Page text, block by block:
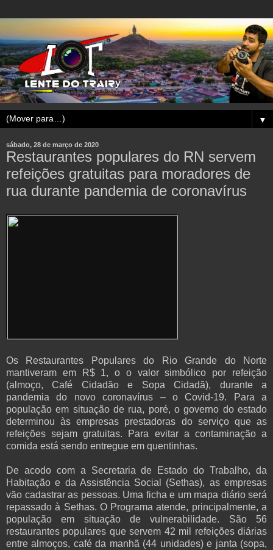
▼
sábado, 28 de março de 2020
Restaurantes populares do RN servem
refeições gratuitas para moradores de
rua durante pandemia de coronavírus
Os Restaurantes Populares do Rio Grande do Norte
mantiveram em R$ 1, o o valor simbólico por refeição
(almoço, Café Cidadão e Sopa Cidadã), durante a
pandemia do novo coronavírus – o Covid-19. Para a
população em situação de rua, poré, o governo do estado
determinou às empresas prestadoras do serviço que as
refeições sejam gratuitas. Para evitar a contaminação a
comida está sendo entregue em quentinhas.
De acodo com a Secretaria de Estado do Trabalho, da
Habitação e da Assistência Social (Sethas), as empresas
vão cadastrar as pessoas. Uma ficha e um mapa diário será
repassado à Sethas. O Programa atende, principalmente, a
população em situação de vulnerabilidade. São 56
restaurantes populares que servem 42 mil refeições diárias
entre almoços, café da manhã (44 unidades) e janta (sopa,